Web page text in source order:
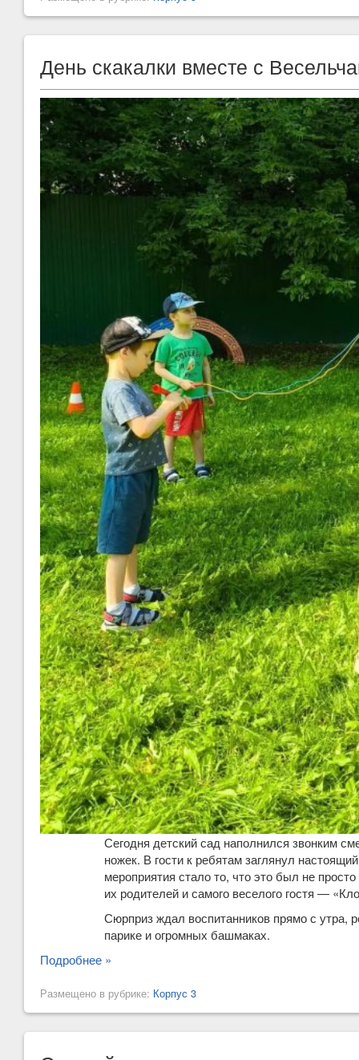
День скакалки вместе с
Сегодня детский сад наполнился звонким
ножек. В гости к ребятам заглянул
мероприятия стало то, что это был не
их родителей и самого веселого гостя —
Сюрприз ждал воспитанников прямо с утра,
парике и огромных башмаках.
Подробнее »
Размещено в рубрике: Корпус 3